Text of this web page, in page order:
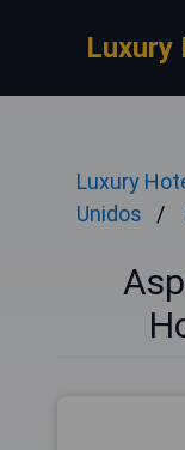
Luxury
Luxury
Unidos